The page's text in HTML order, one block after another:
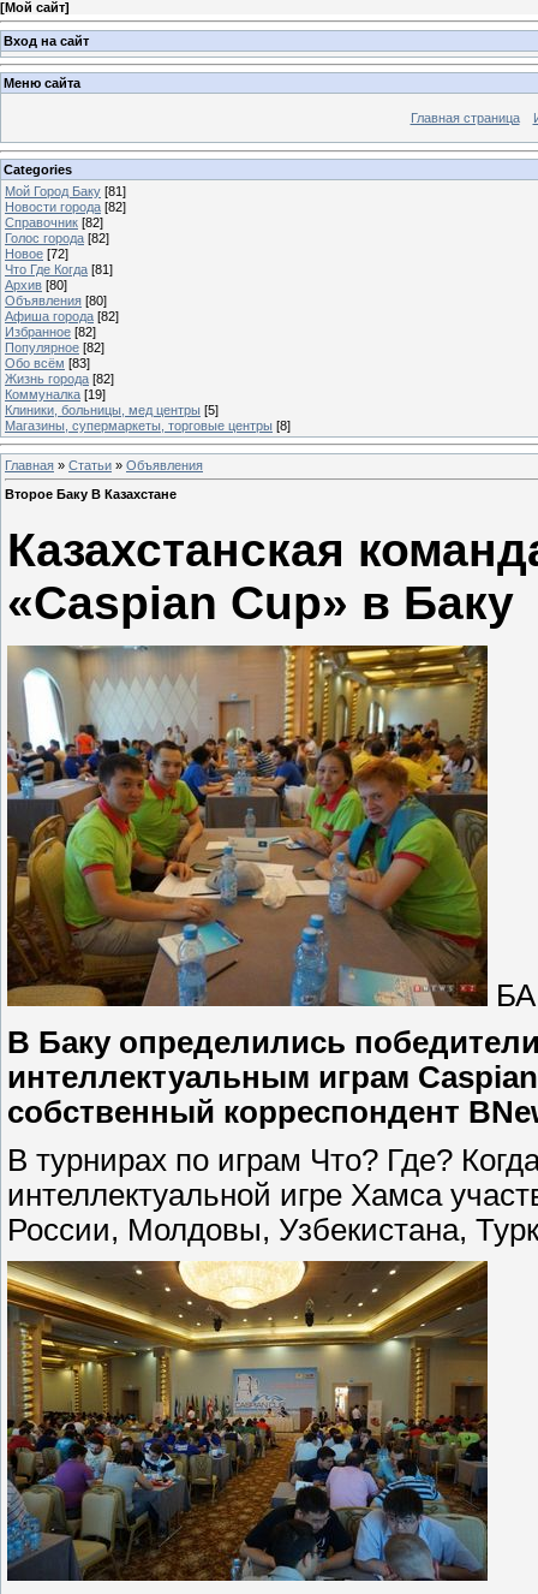
[Мой сайт]
Вход на сайт
Меню сайта
Главная страница
Categories
Мой Город Баку [81]
Новости города [82]
Справочник [82]
Голос города [82]
Новое [72]
Что Где Когда [81]
Архив [80]
Объявления [80]
Афиша города [82]
Избранное [82]
Популярное [82]
Обо всём [83]
Жизнь города [82]
Коммуналка [19]
Клиники, больницы, мед центры [5]
Магазины, супермаркеты, торговые центры [8]
Главная » Статьи » Объявления
Второе Баку В Казахстане
Казахстанская
«Caspian Cup» в Баку
В Баку определились
интеллектуальным играм
собственный корреспондент
В турнирах по играм Что? Где?
интеллектуальной игре Хамса
России, Молдовы, Узбекистана,